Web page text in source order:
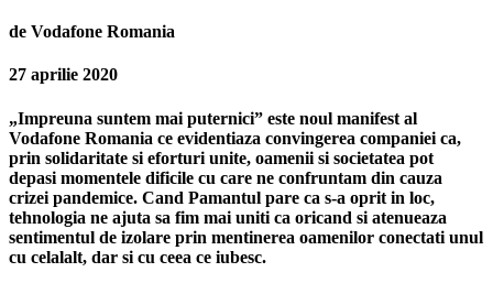
de Vodafone Romania
27 aprilie 2020
„Impreuna suntem mai puternici” este noul manifest al
Vodafone Romania ce evidentiaza convingerea companiei ca,
prin solidaritate si eforturi unite, oamenii si societatea pot
depasi momentele dificile cu care ne confruntam din cauza
crizei pandemice. Cand Pamantul pare ca s-a oprit in loc,
tehnologia ne ajuta sa fim mai uniti ca oricand si atenueaza
sentimentul de izolare prin mentinerea oamenilor conectati unul
cu celalalt, dar si cu ceea ce iubesc.